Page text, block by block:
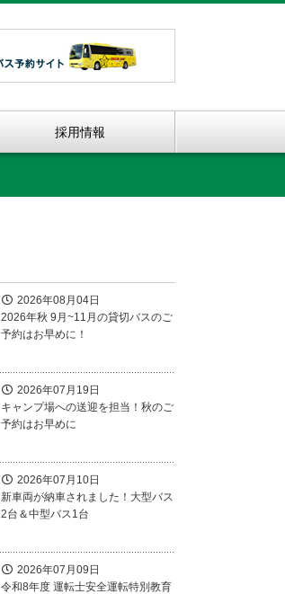
採用情報
2026年08月04日
2026年秋 9月~11月の貸切バスのご
予約はお早めに！
2026年07月19日
キャンプ場への送迎を担当！秋のご
予約はお早めに
2026年07月10日
新車両が納車されました！大型バス
2台＆中型バス1台
2026年07月09日
令和8年度 運転士安全運転特別教育